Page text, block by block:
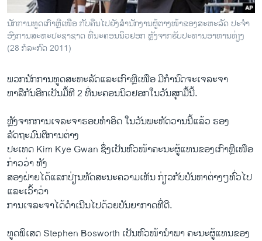
ວີດີໂອ
ສຽງ
ລາຍການກະຈາຍສຽງ
ລາຍງານ
ພາສາຕ່າງໆ
ນັກການທູດເກົາຫຼີເໜືອ ກັບຄືນໄປຍັງສຳນັກງານຜູ້ຕາງໜ້າຂອງສະຫະລັດ ປະຈຳ
ອົງການສະຫະປະຊາຊາດ ທີ່ນະຄອນນິວຢອກ ຫຼັງຈາກຮັບປະທານອາຫານທ່ຽງ
(28 ກໍລະກົດ 2011)
ພວກນັກການທູດສະຫະລັດແລະເກົາຫຼີເໜືອ ມີກຳນົດຈະເຈລະຈາ
ຫາລືກັນອີກເປັນມື້ທີ 2 ທີ່ນະຄອນນິວຢອກໃນວັນສຸກມື້ນີ້.
ຫຼັງຈາກການເຈລະຈາຮອບທຳອິດ ໃນວັນພະຫັດວານນີ້ແລ້ວ ຮອງ
ລັດຖະມົນຕີການຕ່າງ
ປະເທດ Kim Kye Gwan ຊຶ່ງເປັນຫົວໜ້າຄະນະຜູ້ແທນຂອງເກົາຫຼີເໜືອ
ກ່າວວ່າ ທັງ
ສອງຝ່າຍໄດ້ແລກປ່ຽນທັດສະນະຄວາມເຫັນ ກ່ຽວກັບບັນຫາຕ່າງໆທົ່ວໄປ
ແລະເວົ້າວ່າ
ການເຈລະຈາໄດ້ດຳເນີນໄປດ້ວຍບັນຍາກາດທີ່ດີ.
ທູດພິເສດ Stephen Bosworth ເປັນຫົວໜ້ານຳພາ ຄະນະຜູ້ແທນຂອງ